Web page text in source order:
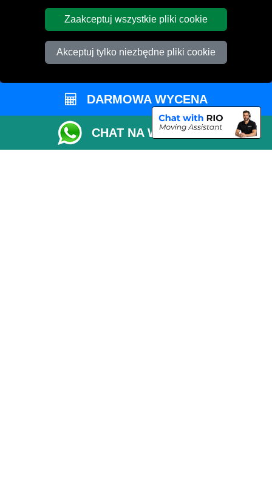
Zaakceptuj wszystkie pliki cookie
Akceptuj tylko niezbędne pliki cookie
NARZĘDZIA
Sprawdź Dostępność
Oszacuj Rozmiar Vana
Lista Przewozowa
Płatności Online
Parkowanie w Peterborough
DARMOWA WYCENA
CHAT NA WHATSAPP